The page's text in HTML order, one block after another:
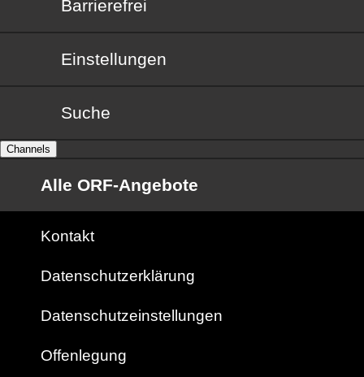
Barrierefrei
Barrierefrei
Einstellungen
Suche
Channels
Alle ORF-Angebote
Kontakt
Datenschutzerklärung
Datenschutzeinstellungen
Offenlegung